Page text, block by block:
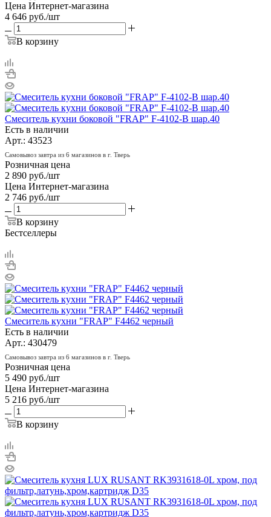
Цена Интернет-магазина
4 646 руб./шт
В корзину
Смеситель кухни боковой "FRAP" F-4102-В шар.40
Есть в наличии
Арт.: 43523
Самовывоз завтра из 6 магазинов в г. Тверь
Розничная цена
2 890 руб./шт
Цена Интернет-магазина
2 746 руб./шт
В корзину
Бестселлеры
Смеситель кухни "FRAP" F4462 черный
Есть в наличии
Арт.: 430479
Самовывоз завтра из 6 магазинов в г. Тверь
Розничная цена
5 490 руб./шт
Цена Интернет-магазина
5 216 руб./шт
В корзину